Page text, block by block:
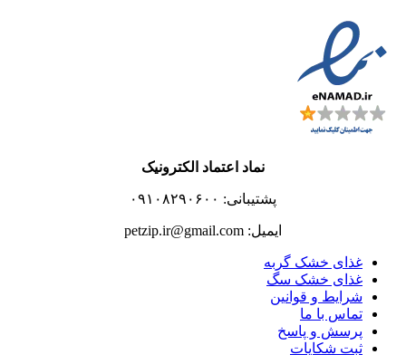
نماد اعتماد الکترونیک
پشتیبانی: ۰۹۱۰۸۲۹۰۶۰۰
ایمیل: petzip.ir@gmail.com
غذای خشک گربه
غذای خشک سگ
شرایط و قوانین
تماس با ما
پرسش و پاسخ
ثبت شکایات